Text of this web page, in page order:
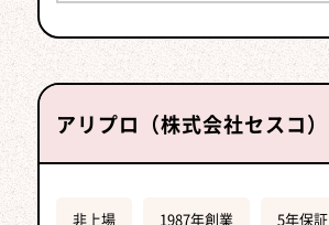
アリプロ（株式会社セスコ）
非上場 1987年創業 5年保証